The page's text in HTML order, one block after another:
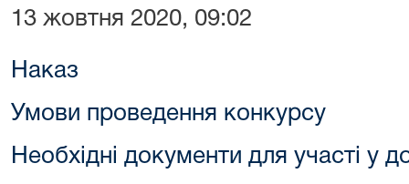
13 жовтня 2020, 09:02
Наказ
Умови проведення конкурсу
Необхідні документи для участі у